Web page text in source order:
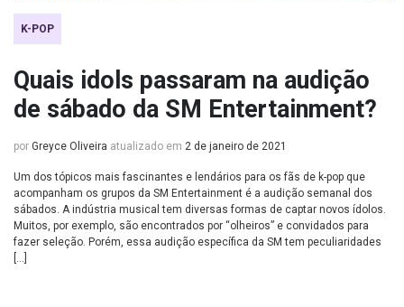
K-POP
Quais idols passaram na audição
de sábado da SM Entertainment?
por Greyce Oliveira atualizado em 2 de janeiro de 2021
Um dos tópicos mais fascinantes e lendários para os fãs de k-pop que
acompanham os grupos da SM Entertainment é a audição semanal dos
sábados. A indústria musical tem diversas formas de captar novos ídolos.
Muitos, por exemplo, são encontrados por “olheiros” e convidados para
fazer seleção. Porém, essa audição específica da SM tem peculiaridades
[…]